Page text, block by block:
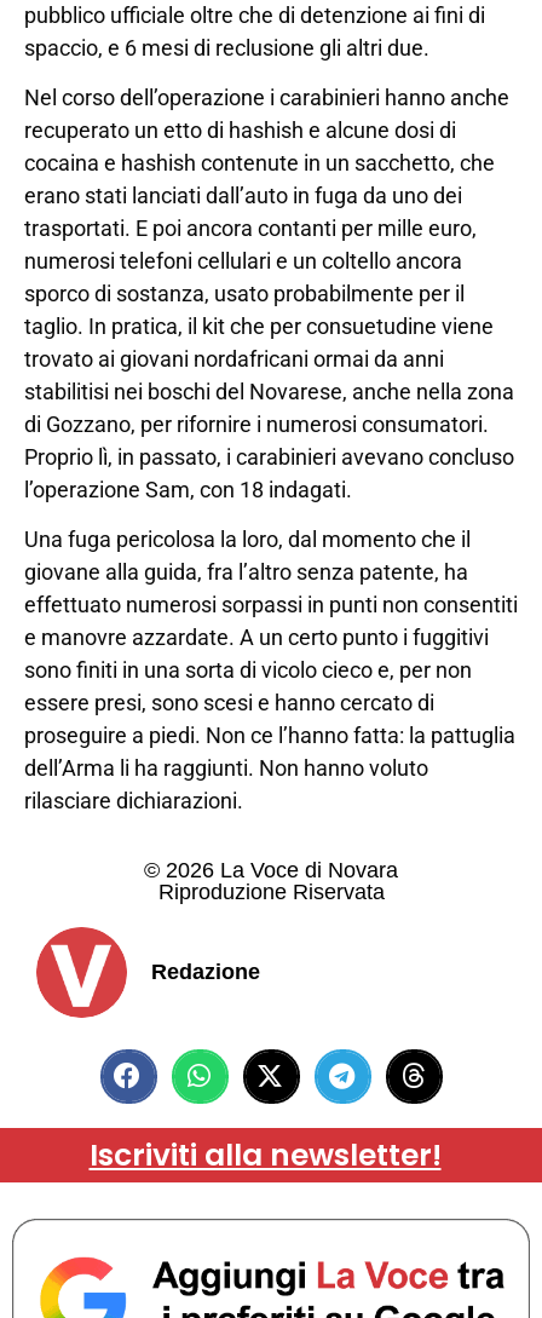
pubblico ufficiale oltre che di detenzione ai fini di
spaccio, e 6 mesi di reclusione gli altri due.
Nel corso dell’operazione i carabinieri hanno anche
recuperato un etto di hashish e alcune dosi di
cocaina e hashish contenute in un sacchetto, che
erano stati lanciati dall’auto in fuga da uno dei
trasportati. E poi ancora contanti per mille euro,
numerosi telefoni cellulari e un coltello ancora
sporco di sostanza, usato probabilmente per il
taglio. In pratica, il kit che per consuetudine viene
trovato ai giovani nordafricani ormai da anni
stabilitisi nei boschi del Novarese, anche nella zona
di Gozzano, per rifornire i numerosi consumatori.
Proprio lì, in passato, i carabinieri avevano concluso
l’operazione Sam, con 18 indagati.
Una fuga pericolosa la loro, dal momento che il
giovane alla guida, fra l’altro senza patente, ha
effettuato numerosi sorpassi in punti non consentiti
e manovre azzardate. A un certo punto i fuggitivi
sono finiti in una sorta di vicolo cieco e, per non
essere presi, sono scesi e hanno cercato di
proseguire a piedi. Non ce l’hanno fatta: la pattuglia
dell’Arma li ha raggiunti. Non hanno voluto
rilasciare dichiarazioni.
© 2026 La Voce di Novara
Riproduzione Riservata
Redazione
Iscriviti alla newsletter!